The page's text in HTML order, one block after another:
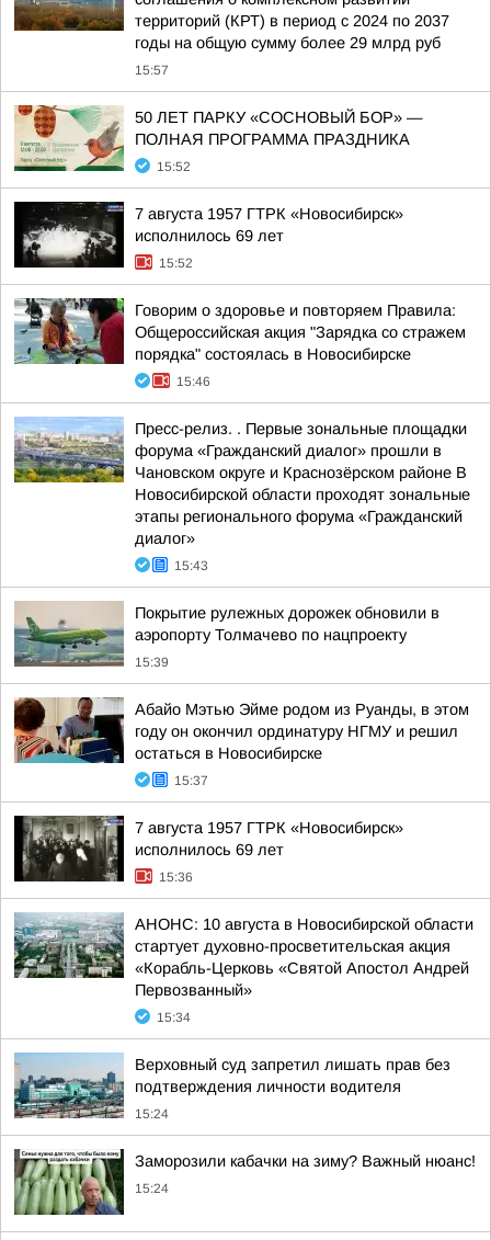
территорий (КРТ) в период с 2024 по 2037
годы на общую сумму более 29 млрд руб
15:57
50 ЛЕТ ПАРКУ «СОСНОВЫЙ БОР» —
ПОЛНАЯ ПРОГРАММА ПРАЗДНИКА
15:52
7 августа 1957 ГТРК «Новосибирск»
исполнилось 69 лет
15:52
Говорим о здоровье и повторяем Правила:
Общероссийская акция "Зарядка со стражем
порядка" состоялась в Новосибирске
15:46
Пресс-релиз. . Первые зональные площадки
форума «Гражданский диалог» прошли в
Чановском округе и Краснозёрском районе В
Новосибирской области проходят зональные
этапы регионального форума «Гражданский
диалог»
15:43
Покрытие рулежных дорожек обновили в
аэропорту Толмачево по нацпроекту
15:39
Абайо Мэтью Эйме родом из Руанды, в этом
году он окончил ординатуру НГМУ и решил
остаться в Новосибирске
15:37
7 августа 1957 ГТРК «Новосибирск»
исполнилось 69 лет
15:36
АНОНС: 10 августа в Новосибирской области
стартует духовно-просветительская акция
«Корабль-Церковь «Святой Апостол Андрей
Первозванный»
15:34
Верховный суд запретил лишать прав без
подтверждения личности водителя
15:24
Заморозили кабачки на зиму? Важный нюанс!
15:24